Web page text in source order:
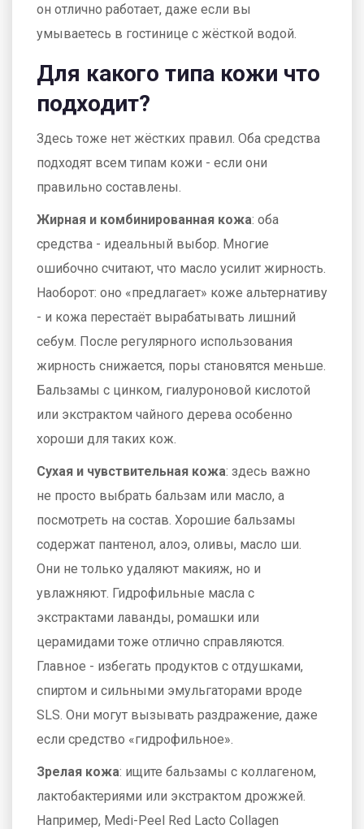
он отлично работает, даже если вы
умываетесь в гостинице с жёсткой водой.
Для какого типа кожи что
подходит?
Здесь тоже нет жёстких правил. Оба средства
подходят всем типам кожи - если они
правильно составлены.
Жирная и комбинированная кожа: оба
средства - идеальный выбор. Многие
ошибочно считают, что масло усилит жирность.
Наоборот: оно «предлагает» коже альтернативу
- и кожа перестаёт вырабатывать лишний
себум. После регулярного использования
жирность снижается, поры становятся меньше.
Бальзамы с цинком, гиалуроновой кислотой
или экстрактом чайного дерева особенно
хороши для таких кож.
Сухая и чувствительная кожа: здесь важно
не просто выбрать бальзам или масло, а
посмотреть на состав. Хорошие бальзамы
содержат пантенол, алоэ, оливы, масло ши.
Они не только удаляют макияж, но и
увлажняют. Гидрофильные масла с
экстрактами лаванды, ромашки или
церамидами тоже отлично справляются.
Главное - избегать продуктов с отдушками,
спиртом и сильными эмульгаторами вроде
SLS. Они могут вызывать раздражение, даже
если средство «гидрофильное».
Зрелая кожа: ищите бальзамы с коллагеном,
лактобактериями или экстрактом дрожжей.
Например, Medi-Peel Red Lacto Collagen